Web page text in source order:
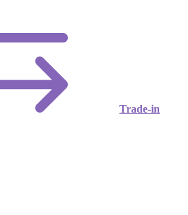
Trade-in